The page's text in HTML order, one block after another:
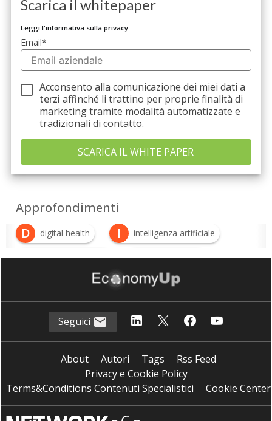
Scarica il whitepaper
Leggi l'informativa sulla privacy
Email*
Acconsento alla comunicazione dei miei dati a
terzi affinché li trattino per proprie finalità di
marketing tramite modalità automatizzate e
tradizionali di contatto.
Approfondimenti
D
digital health I intelligenza artificiale
M machine learning S Smart Health
Seguici
About Autori Tags
Rss Feed
Privacy e Cookie Policy
Terms&Conditions Contenuti Specialistici
Cookie Center